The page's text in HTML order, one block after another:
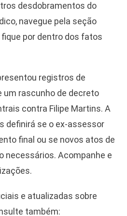
desdobramentos do
navegue pela seção
fique por dentro dos fatos
registros de
um rascunho de decreto
contra Filipe Martins. A
definirá se o ex-assessor
final ou se novos atos de
necessários. Acompanhe e
e atualizadas sobre
também: